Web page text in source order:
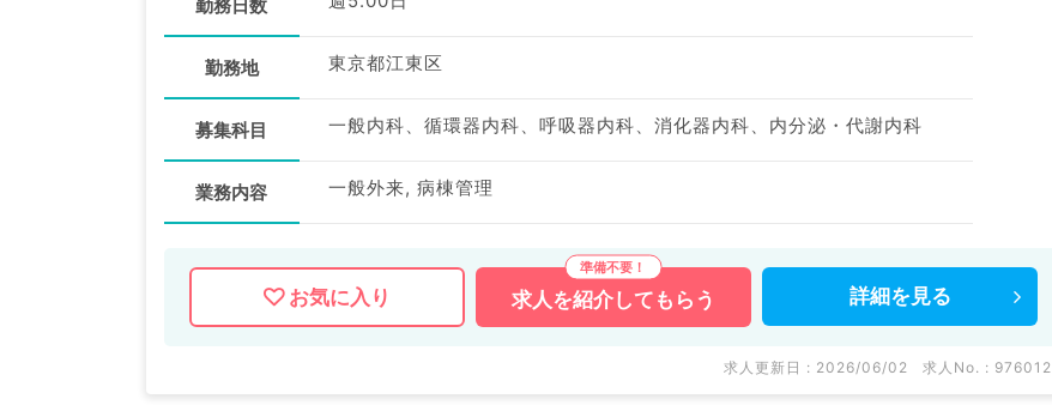
勤務日数
勤務地 東京都江東区
募集科目 一般内科、循環器内科、呼吸器内科、消化器内科、内分泌・代謝内科
業務内容 一般外来, 病棟管理
お気に入り 求人を紹介してもらう 詳細を 見る
求人更新日 : 2026/06/02 求人No. : 976012